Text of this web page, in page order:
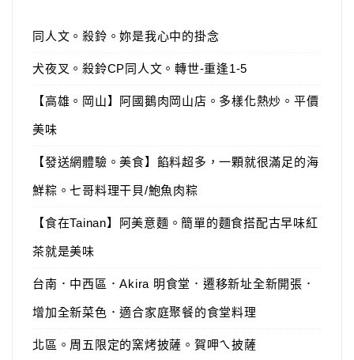
同人文。殺鈴。妳是我心中的掛念
犬夜叉。殺鈴CP同人文。轉世-重逢1-5
【高雄。岡山】阿國鵝肉岡山店。多樣化熱炒。平價
美味
【發送網體驗。美食】餡料超多，一顆就很滿足的海
鮮粽。七哥料理干貝/鮑魚肉粽
【食在Tainan】阿美意麵。簡單的麵食搭配古早味紅
茶就是美味
台南．中西區．Akira 明食堂．遷移新址全新開張．
增加全新菜色．適合家庭聚餐的食堂料理
北區。周五限定的窯烤披薩。賀呷ㄟ披薩